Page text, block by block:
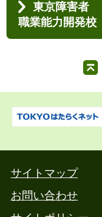
東京障害者
職業能力開発校
サイトマップ
お問い合わせ